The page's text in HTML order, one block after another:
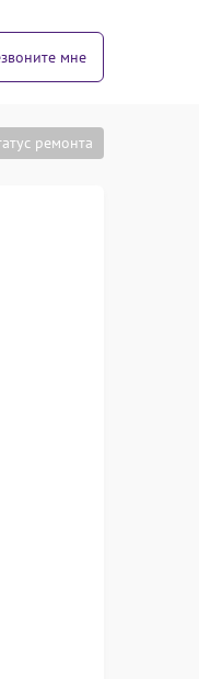
мне
ремонта